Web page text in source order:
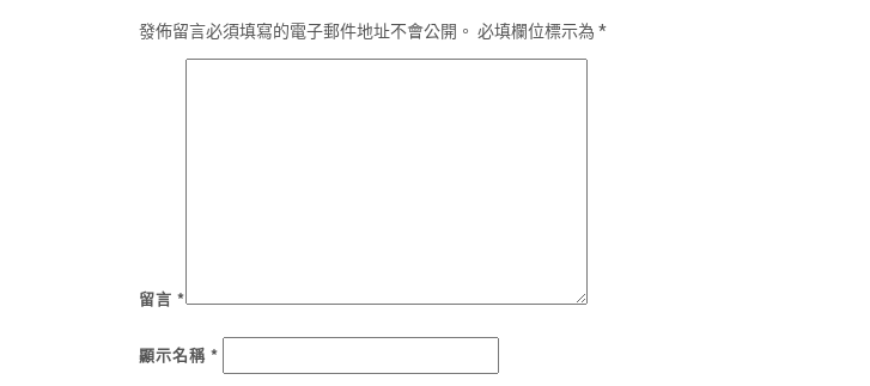
發佈留言必須填寫的電子郵件地址不會公開。 必填欄位標示為 *
留言 *
顯示名稱 *